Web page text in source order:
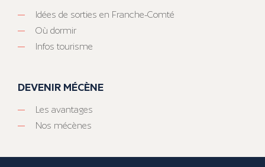
Idées de sorties en Franche-Comté
Où dormir
Infos tourisme
DEVENIR MÉCÈNE
Les avantages
Nos mécènes